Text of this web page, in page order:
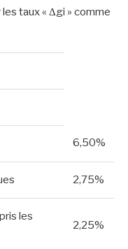
taux « Δgi » comme
6,50%
2,75%
les
2,25%